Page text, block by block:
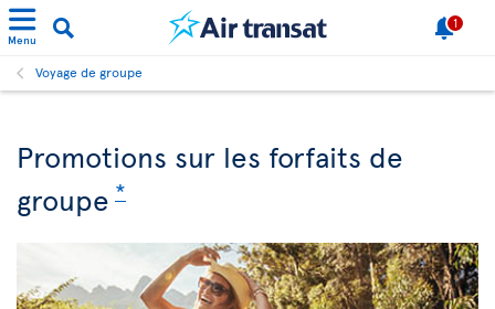
Menu
1
Voyage de groupe
Promotions sur les forfaits de
groupe *